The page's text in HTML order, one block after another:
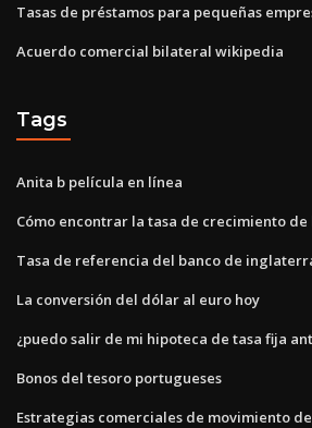
Tasas de préstamos para pequeñas
Acuerdo comercial bilateral wikipedia
Tags
Anita b película en línea
Cómo encontrar la tasa de crecimiento de
Tasa de referencia del banco de
La conversión del dólar al euro hoy
¿puedo salir de mi hipoteca de tasa fija
Bonos del tesoro portugueses
Estrategias comerciales de movimiento